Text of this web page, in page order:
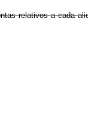
relativos a cada